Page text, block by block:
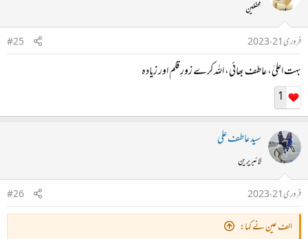
محفلین
فروری 21، 2023
#25
بہت اعلیٰ، عاطف بھائی، اللہ کرے زورِ قلم اور زیادہ
1
سید عاطف علی
لائبریرین
فروری 21، 2023
#26
الف عین نے کہا: